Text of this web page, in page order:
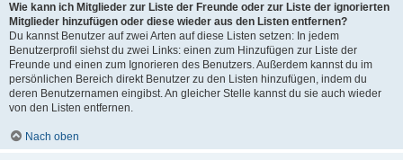
Wie kann ich Mitglieder zur Liste der Freunde oder zur Liste der ignorierten
Mitglieder hinzufügen oder diese wieder aus den Listen entfernen?
Du kannst Benutzer auf zwei Arten auf diese Listen setzen: In jedem
Benutzerprofil siehst du zwei Links: einen zum Hinzufügen zur Liste der
Freunde und einen zum Ignorieren des Benutzers. Außerdem kannst du im
persönlichen Bereich direkt Benutzer zu den Listen hinzufügen, indem du
deren Benutzernamen eingibst. An gleicher Stelle kannst du sie auch wieder
von den Listen entfernen.
Nach oben